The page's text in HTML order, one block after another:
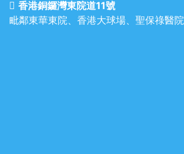
香港銅鑼灣東院道11號
毗鄰東華東院、香港大球場、聖保祿醫院